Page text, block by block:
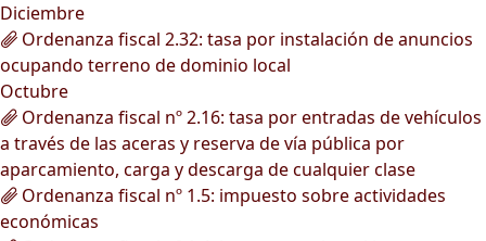
Diciembre
Ordenanza fiscal 2.32: tasa por instalación de anuncios
ocupando terreno de dominio local
Octubre
Ordenanza fiscal nº 2.16: tasa por entradas de vehículos
a través de las aceras y reserva de vía pública por
aparcamiento, carga y descarga de cualquier clase
Ordenanza fiscal nº 1.5: impuesto sobre actividades
económicas